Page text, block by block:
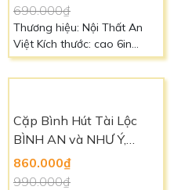
THỦY]
690.000₫
Thương hiệu: Nội Thất An
Việt Kích thước: cao 6in
(15cm) Chất liệu: Bột Đá Cao
Cấp Màu sắc: Xanh [Hợp
Cặp Bình Hút Tài Lộc
BÌNH AN và NHƯ Ý,
Phong Thủy May Mắn
Hút Lộc - BTL2301
860.000₫
990.000₫